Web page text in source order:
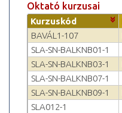
Oktató kurzusai
Kurzuskód
BAVÁL1-107
SLA-SN-BALKNB01-1
SLA-SN-BALKNB03-1
SLA-SN-BALKNB07-1
SLA-SN-BALKNB09-1
SLA012-1